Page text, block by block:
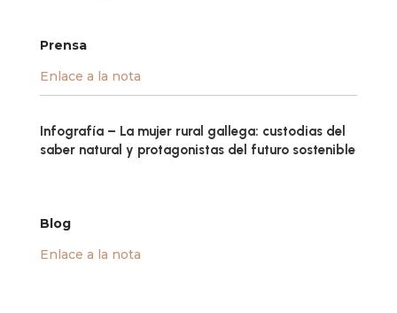
Prensa
Enlace a la nota
Infografía – La mujer rural gallega: custodias del
saber natural y protagonistas del futuro sostenible
Blog
Enlace a la nota